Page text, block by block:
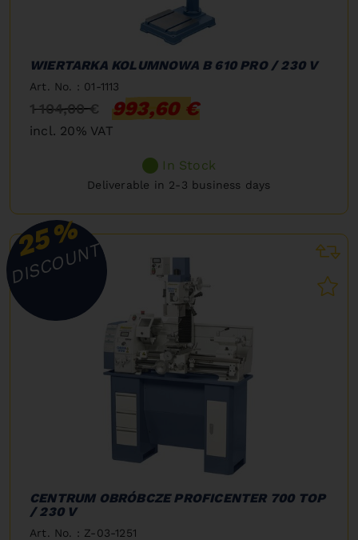
WIERTARKA KOLUMNOWA B 610 PRO / 230 V
Art. No. : 01-1113
1 104,00 € 993,60 €
incl. 20% VAT
In Stock
Deliverable in 2-3 business days
25%
DISCOUNT
CENTRUM OBRÓBCZE PROFICENTER 700 TOP
/ 230 V
Art. No. : Z-03-1251